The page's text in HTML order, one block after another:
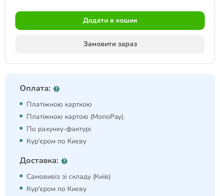
Додати в кошик
Замовити зараз
Оплата:
Платіжною карткою
Платіжною картою (MonoPay).
По рахунку-фактурі
Кур'єром по Києву
Доставка:
Самовивіз зі складу (Київ)
Кур'єром по Києву